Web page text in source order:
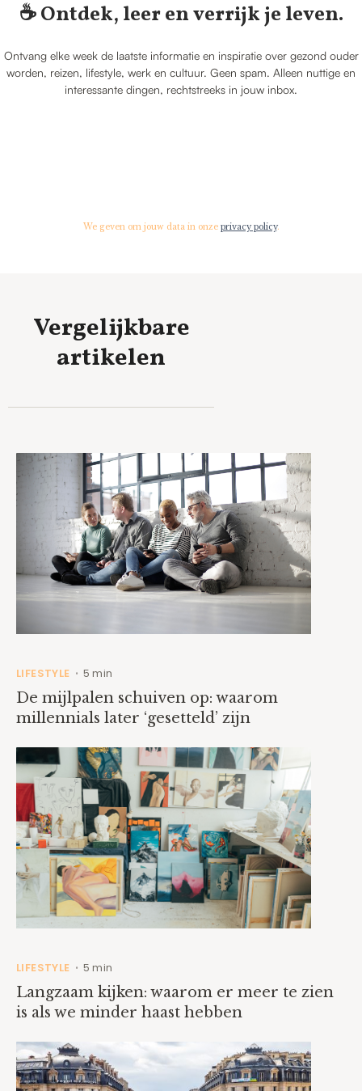
☕️ Ontdek, leer en verrijk je leven.
Ontvang elke week de laatste informatie en inspiratie over gezond ouder
worden, reizen, lifestyle, werk en cultuur. Geen spam. Alleen nuttige en
interessante dingen, rechtstreeks in jouw inbox.
We geven om jouw data in onze privacy policy.
Vergelijkbare
artikelen
LIFESTYLE • 5 min
De mijlpalen schuiven op: waarom
millennials later ‘gesetteld’ zijn
LIFESTYLE • 5 min
Langzaam kijken: waarom er meer te zien
is als we minder haast hebben